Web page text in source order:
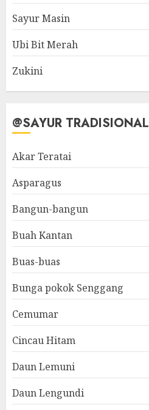
Sayur Masin
Ubi Bit Merah
Zukini
@SAYUR TRADISIONAL
Akar Teratai
Asparagus
Bangun-bangun
Buah Kantan
Buas-buas
Bunga pokok Senggang
Cemumar
Cincau Hitam
Daun Lemuni
Daun Lengundi